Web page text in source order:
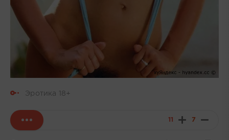
Эротика 18+
11 7